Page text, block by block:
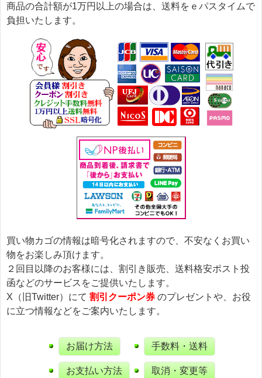
商品の合計額が1万円以上の場合は、送料をｅパスタイムで
負担いたします。
買い物カゴの情報は暗号化されますので、不安なくお買い
物をお楽しみ頂けます。
２回目以降のお客様には、割引き販売、送料格安ポスト投
函などのサービスをご提供いたします。
X（旧Twitter）にて 割引クーポン券 のプレゼントや、お役
に立つ情報などをご案内いたします。
お届け方法
お支払い方法
手数料・送料
取消・変更等